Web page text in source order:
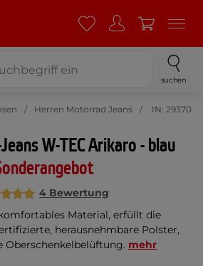
suchen
Herren Motorrad Jeans IN: 29370
W-TEC Arikaro - blau
4 Bewertung
Material, erfüllt die
herausnehmbare Polster,
Oberschenkelbelüftung. mehr